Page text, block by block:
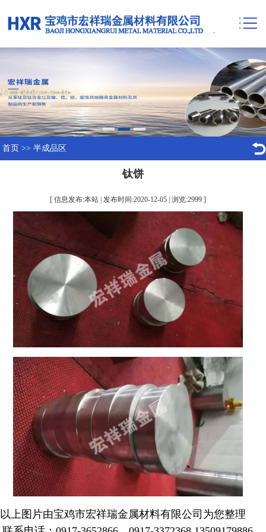
首页 >> 半成品区
钛饼
[ 信息发布:本站 | 发布时间:2020-12-05 | 浏览:2999]
以上图片由宝鸡市宏祥瑞金属材料有限公司为您整理